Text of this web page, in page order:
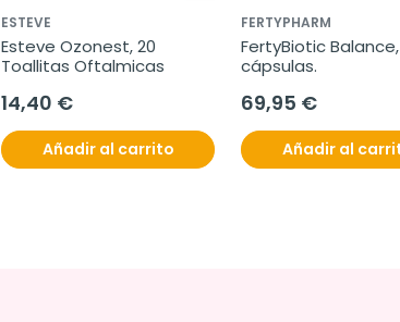
ESTEVE
Esteve Ozonest, 20
Toallitas Oftalmicas
14,40 €
Añadir al carrito
FERTYPHARM
FertyBiotic
cápsulas.
69,95 €
Añadir al